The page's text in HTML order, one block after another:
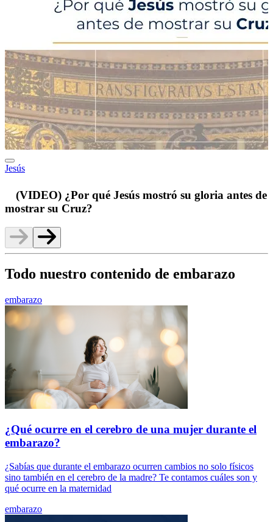
Jesús
(VIDEO) ¿Por qué Jesús mostró su gloria antes de
mostrar su Cruz?
Todo nuestro contenido de embarazo
embarazo
¿Qué ocurre en el cerebro de una mujer durante el
embarazo?
¿Sabías que durante el embarazo ocurren cambios no solo físicos
sino también en el cerebro de la madre? Te contamos cuáles son y
qué ocurre en la maternidad
embarazo